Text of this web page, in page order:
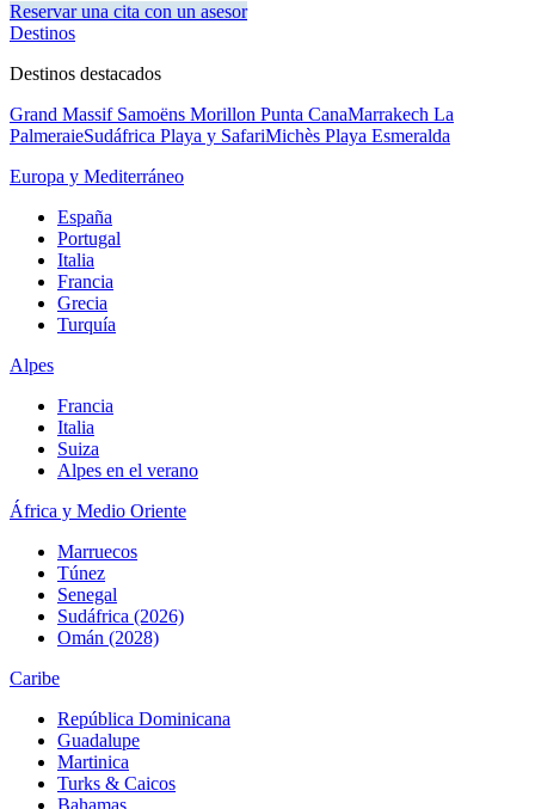
Reservar una cita con un asesor
Destinos
Destinos destacados
Grand Massif Samoëns Morillon Punta CanaMarrakech La
PalmeraieSudáfrica Playa y SafariMichès Playa Esmeralda
Europa y Mediterráneo
España
Portugal
Italia
Francia
Grecia
Turquía
Alpes
Francia
Italia
Suiza
Alpes en el verano
África y Medio Oriente
Marruecos
Túnez
Senegal
Sudáfrica (2026)
Omán (2028)
Caribe
República Dominicana
Guadalupe
Martinica
Turks & Caicos